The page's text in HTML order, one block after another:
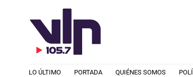
LO ÚLTIMO PORTADA QUIÉNES SOMOS